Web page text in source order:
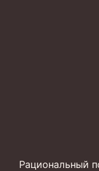
Рациональный